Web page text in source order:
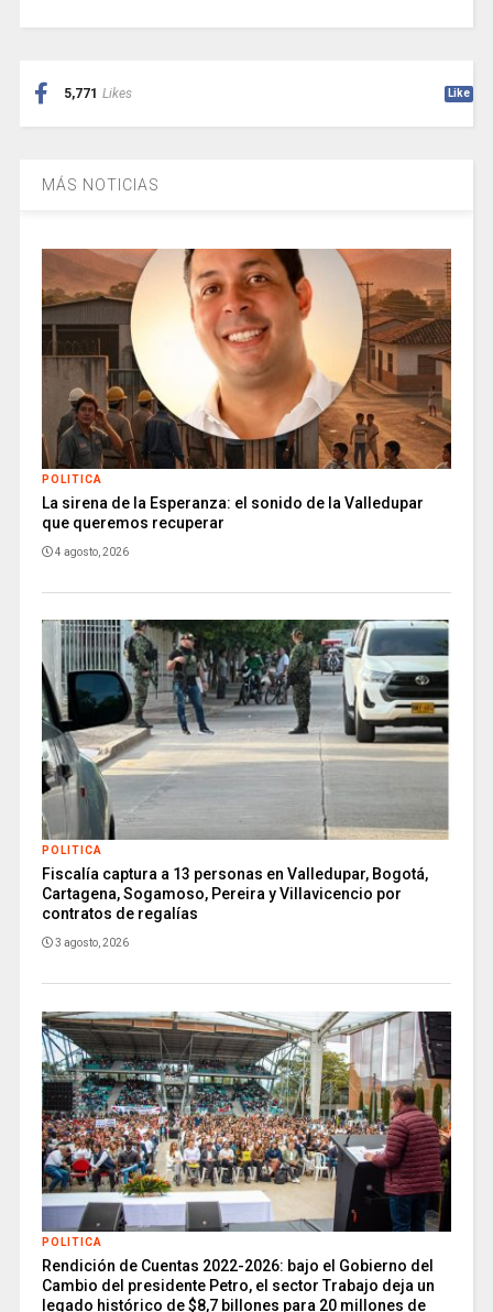
5,771 Likes Like
MÁS NOTICIAS
POLITICA
La sirena de la Esperanza: el sonido de la Valledupar
que queremos recuperar
4 agosto, 2026
POLITICA
Fiscalía captura a 13 personas en Valledupar, Bogotá,
Cartagena, Sogamoso, Pereira y Villavicencio por
contratos de regalías
3 agosto, 2026
POLITICA
Rendición de Cuentas 2022-2026: bajo el Gobierno del
Cambio del presidente Petro, el sector Trabajo deja un
legado histórico de $8,7 billones para 20 millones de